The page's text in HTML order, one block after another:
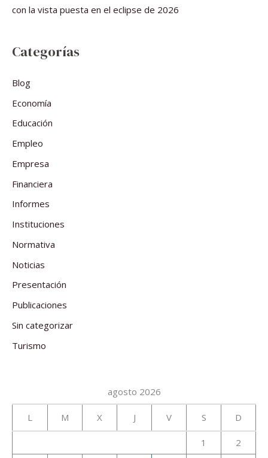
con la vista puesta en el eclipse de 2026
Categorías
Blog
Economía
Educación
Empleo
Empresa
Financiera
Informes
Instituciones
Normativa
Noticias
Presentación
Publicaciones
Sin categorizar
Turismo
agosto 2026
L M X J V S D
1
2